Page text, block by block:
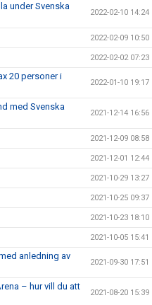
under Svenska
2022-02-10 14:24
2022-02-09 10:50
2022-02-02 07:23
20 personer i
2022-01-10 19:17
med Svenska
2021-12-14 16:56
2021-12-09 08:58
2021-12-01 12:44
2021-10-29 13:27
2021-10-25 09:37
2021-10-23 18:10
2021-10-05 15:41
anledning av
2021-09-30 17:51
– hur vill du att
2021-08-20 15:39